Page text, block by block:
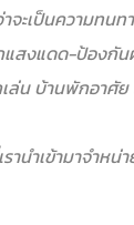
ะเป็นความทน
สงแดด-ป้องกัน
ล่น บ้านพักอาศั
านำเข้ามาจำห